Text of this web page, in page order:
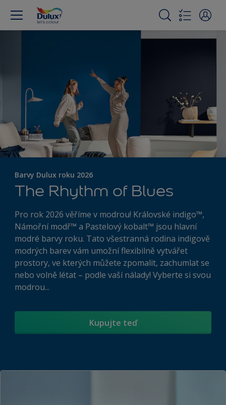
Barvy Dulux roku 2026
The Rhythm of Blues
Pro rok 2026 věříme v modrou! Královské indigo™,
Námořní modř™ a Pastelový kobalt™ jsou hlavní
modré barvy roku. Tato všestranná rodina indigově
modrých barev vám umožní flexibilně vytvářet
prostory, ve kterých můžete zpomalit, zachumlat se
nebo volně létat – podle vaší nálady! Vyberte si svou
modrou...
Kupujte teď